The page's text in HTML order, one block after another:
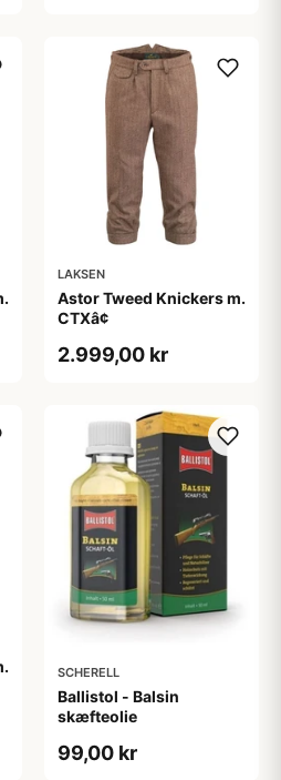
LAKSEN
Astor Tweed Knickers m.
CTXâ¢
2.999,00 kr
SCHERELL
Ballistol - Balsin
skæfteolie
99,00 kr